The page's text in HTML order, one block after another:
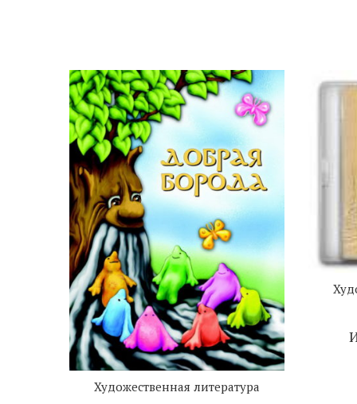
Художественная литература